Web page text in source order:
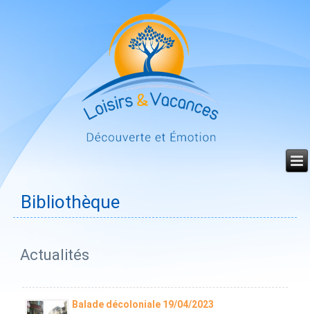
Bibliothèque
Actualités
Balade décoloniale 19/04/2023
précédente
précédent